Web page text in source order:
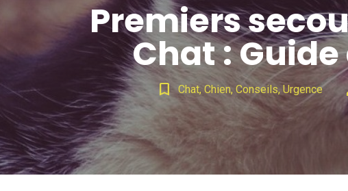
Premiers
Chat :
bookmark_border Chat, Chien, Conseils, Urgence